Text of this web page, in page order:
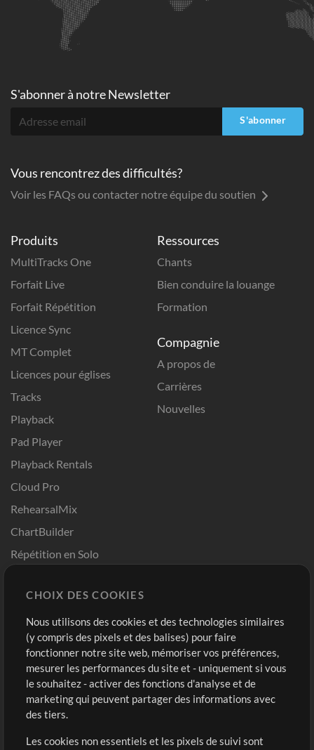
Produits
MultiTracks One
Forfait Live
Forfait Répétition
Licence Sync
MT Complet
Licences pour églises
Tracks
Playback
Pad Player
Playback Rentals
Cloud Pro
RehearsalMix
ChartBuilder
Répétition en Solo
Modèles ProPresenter
Sons
Ressources
Chants
Bien conduire la louange
Formation
Compagnie
A propos de
Carrières
Nouvelles
Boutique
Acheter des crédits
Contenu gratuit
Demander les pistes
Compte
Connexion
S'inscrire
S'abonner à notre Newsletter
S'abonner
Vous rencontrez des difficultés?
Voir les FAQs ou contacter notre équipe du soutien
CHOIX DES COOKIES
Nous utilisons des cookies et des technologies similaires
(y compris des pixels et des balises) pour faire
fonctionner notre site web, mémoriser vos préférences,
mesurer les performances du site et - uniquement si vous
le souhaitez - activer des fonctions d'analyse et de
marketing qui peuvent partager des informations avec
des tiers.
Les cookies non essentiels et les pixels de suivi sont